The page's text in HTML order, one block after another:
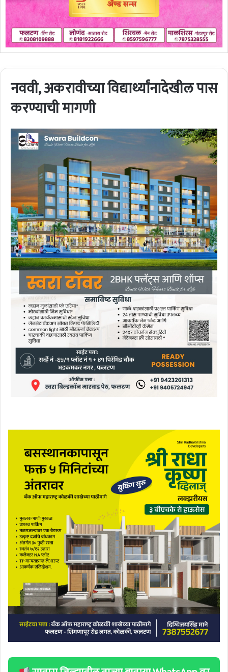
नववी, अकरावीच्या विद्यार्थ्यांनादेखील पास
करण्याची मागणी